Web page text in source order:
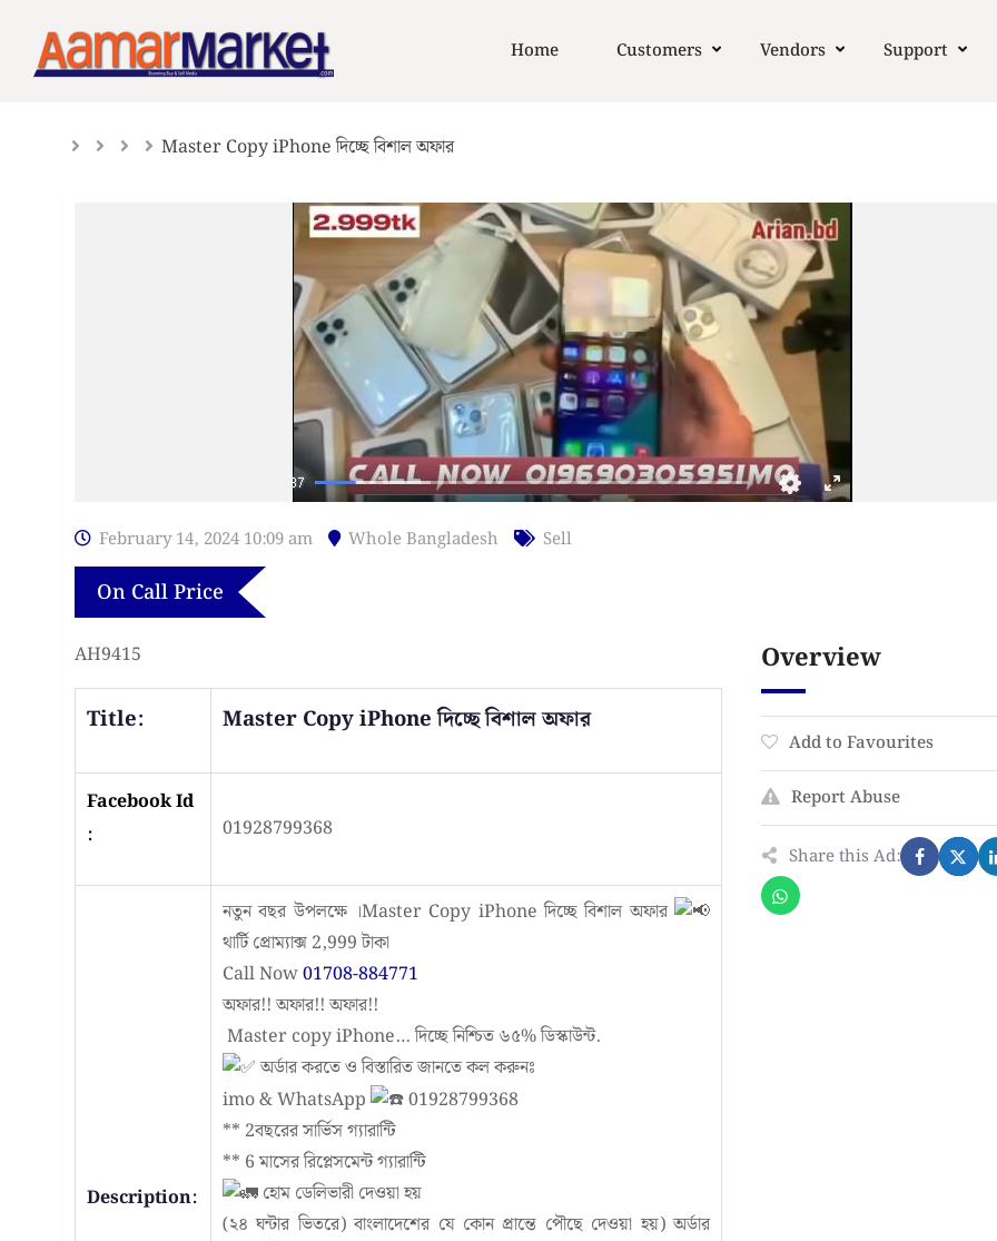
content
Home Customers Vendors Support
Master Copy iPhone দিচ্ছে বিশাল অফার
February 14, 2024 10:09 am Whole Bangladesh Sell
On Call Price
AH9415
Title: Master Copy iPhone দিচ্ছে বিশাল অফার
Facebook Id
:
01928799368
Description:
নতুন বছর উপলক্ষে ।Master Copy iPhone দিচ্ছে বিশাল অফার
থার্টি প্রোম্যাক্স 2,999 টাকা
Call Now01708-884771
অফার!! অফার!! অফার!!
Master copy iPhone… দিচ্ছে নিশ্চিত ৬৫% ডিস্কাউন্ট.
অর্ডার করতে ও বিস্তারিত জানতে কল করুনঃ
imo & WhatsApp
01928799368
** 2বছরের সার্ভিস গ্যারান্টি
** 6 মাসের রিপ্লেসমেন্ট গ্যারান্টি
হোম ডেলিভারী দেওয়া হয়
(২৪ ঘন্টার ভিতরে) বাংলাদেশের যে কোন প্রান্তে পৌছে দেওয়া হয়) অর্ডার
Overview
Add to Favourites
Report Abuse
Share this Ad: